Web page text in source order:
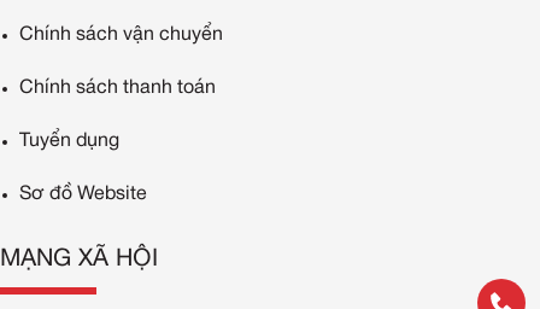
Chính sách vận chuyển
Chính sách thanh toán
Tuyển dụng
Sơ đồ Website
MẠNG XÃ HỘI